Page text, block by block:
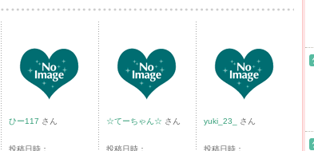
ひー117 さん
投稿日時：
☆てーちゃん☆ さん
投稿日時：
yuki_23_ さん
投稿日時：